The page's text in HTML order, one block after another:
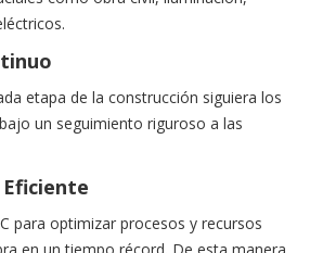
etapa de la construcción siguiera los
un seguimiento riguroso a las
para optimizar procesos y recursos